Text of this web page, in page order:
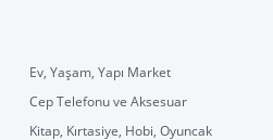
Ev, Yaşam, Yapı Market
Cep Telefonu ve Aksesuar
Kitap, Kırtasiye, Hobi, Oyuncak